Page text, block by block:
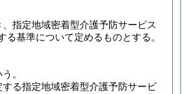
指定地域密着型介護予防サービス
基準について定めるものとする。
。
る指定地域密着型介護予防サービ